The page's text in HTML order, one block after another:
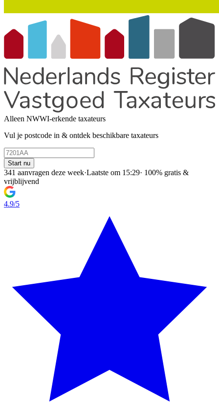
Alleen NWWI-erkende taxateurs
Vul je postcode in & ontdek beschikbare taxateurs
Start nu
341 aanvragen deze week·Laatste om 15:29· 100% gratis &
vrijblijvend
4.9/5